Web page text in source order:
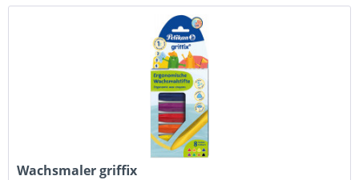
Wachsmaler griffix